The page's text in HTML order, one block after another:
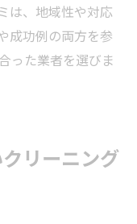
は、地域性や対応
成功例の両方を参
った業者を選びま
リーニング